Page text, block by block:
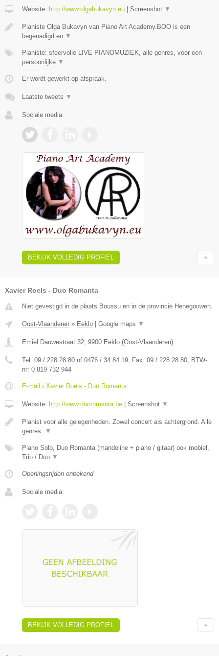
Website: http://www.olgabukavyn.eu Screenshot ▼
Pianiste Olga Bukavyn van Piano Art Academy.BOO is een
begenadigd en ▼
Pianiste: sfeervolle LIVE PIANOMUZIEK, alle genres, voor een
persoonlijke ▼
Er wordt gewerkt op afspraak.
Laatste tweets ▼
Sociale media:
BEKIJK VOLLEDIG PROFIEL
Xavier Roels - Duo Romanta
Niet gevestigd in de plaats Boussu en in de provincie Henegouwen.
Oost-Vlaanderen » Eeklo | Google maps ▼
Emiel Dauwestraat 32 9900 Eeklo (Oost-Vlaanderen)
Tel: 09 / 228 28 80 of 0476 / 34 84 19 , Fax: 09 / 228 28 80 , BTW-
nr: 0 819 732 944
E-mail › Xavier Roels - Duo Romanta
Website: http://www.duoromanta.be | Screenshot ▼
Pianist voor alle gelegenheden. Zowel concert als achtergrond. Alle
genres.
▼
Piano Solo, Duo Romanta (mandoline + piano / gitaar) ook mobiel,
Trio / Duo ▼
Openingstijden onbekend
Sociale media:
BEKIJK VOLLEDIG PROFIEL